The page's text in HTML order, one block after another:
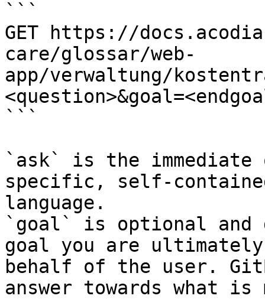
```
GET https://
care/glossar/web-
app/verwaltung/
```
`ask` is the
specific, self-
language.
`goal` is optional and
goal you are
behalf of the user.
answer towards what